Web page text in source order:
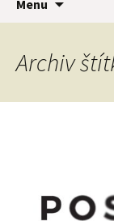
Menu
webu
Archiv